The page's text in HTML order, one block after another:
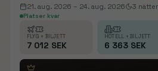
21. aug. 2026 – 24. aug. 2026 3 nätter
Platser kvar
FLYG + BILJETT
7 012 SEK
HOTELL + BILJETT
6 363 SEK